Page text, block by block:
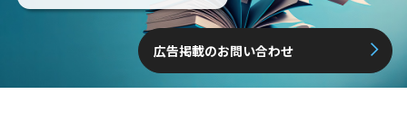
広告掲載のお問い合わせ